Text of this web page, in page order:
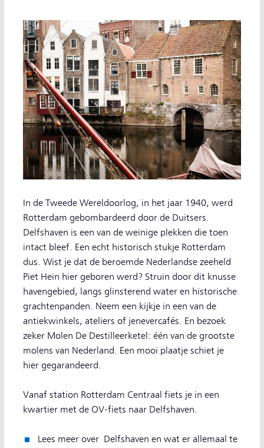
In de Tweede Wereldoorlog, in het jaar 1940, werd
Rotterdam gebombardeerd door de Duitsers.
Delfshaven is een van de weinige plekken die toen
intact bleef. Een echt historisch stukje Rotterdam
dus. Wist je dat de beroemde Nederlandse zeeheld
Piet Hein hier geboren werd? Struin door dit knusse
havengebied, langs glinsterend water en historische
grachtenpanden. Neem een kijkje in een van de
antiekwinkels, ateliers of jenevercafés. En bezoek
zeker Molen De Destilleerketel: één van de grootste
molens van Nederland. Een mooi plaatje schiet je
hier gegarandeerd.
Vanaf station Rotterdam Centraal fiets je in een
kwartier met de OV-fiets naar Delfshaven.
Lees meer over Delfshaven en wat er allemaal te